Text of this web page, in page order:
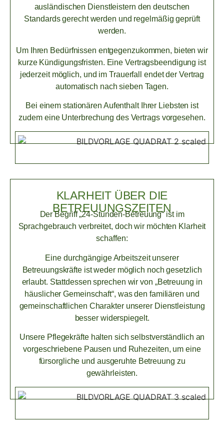
ausländischen Dienstleistern den deutschen
Standards gerecht werden und regelmäßig geprüft
werden.
Um Ihren Bedürfnissen entgegenzukommen, bieten wir
kurze Kündigungsfristen. Eine Vertragsbeendigung ist
jederzeit möglich, und im Trauerfall endet der Vertrag
automatisch nach sieben Tagen.
Bei einem stationären Aufenthalt Ihrer Liebsten ist
zudem eine Unterbrechung des Vertrags vorgesehen.
KLARHEIT ÜBER DIE
BETREUUNGSZEITEN
Der Begriff „24-Stunden-Betreuung“ ist im
Sprachgebrauch verbreitet, doch wir möchten Klarheit
schaffen:
Eine durchgängige Arbeitszeit unserer
Betreuungskräfte ist weder möglich noch gesetzlich
erlaubt. Stattdessen sprechen wir von „Betreuung in
häuslicher Gemeinschaft“, was den familiären und
gemeinschaftlichen Charakter unserer Dienstleistung
besser widerspiegelt.
Unsere Pflegekräfte halten sich selbstverständlich an
vorgeschriebene Pausen und Ruhezeiten, um eine
fürsorgliche und ausgeruhte Betreuung zu
gewährleisten.